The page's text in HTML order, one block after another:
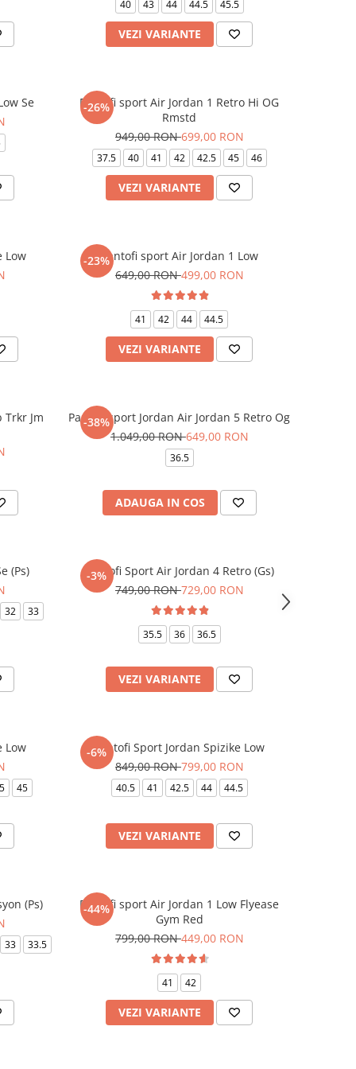
40 43 44 44.5 45.5
VEZI VARIANTE
Se
-26%
Pantofi sport Air Jordan 1 Retro Hi OG
Rmstd
949,00 RON699,00 RON
37.5 40 41 42 42.5 45 46
VEZI VARIANTE
Low
-23%Pantofi sport Air Jordan 1 Low
649,00 RON499,00 RON
41 42 44 44.5
VEZI VARIANTE
Trkr Jm -38%
Pantofi sport Jordan Air Jordan 5 Retro Og
1.049,00 RON649,00 RON
36.5
ADAUGA IN COS
(Ps)
32 33
-3%
Pantofi Sport Air Jordan 4 Retro (Gs)
749,00 RON729,00 RON
35.5 36 36.5
VEZI VARIANTE
Low
45
-6%
Pantofi Sport Jordan Spizike Low
849,00 RON799,00 RON
40.5 41 42.5 44 44.5
VEZI VARIANTE
(Ps)
33 33.5
-44%
Pantofi sport Air Jordan 1 Low Flyease
Gym Red
799,00 RON449,00 RON
41 42
VEZI VARIANTE